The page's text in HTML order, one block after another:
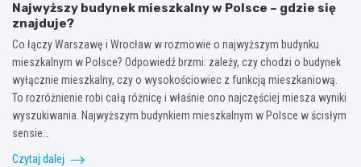
Najwyższy budynek mieszkalny w Polsce – gdzie się
znajduje?
Co łączy Warszawę i Wrocław w rozmowie o najwyższym budynku
mieszkalnym w Polsce? Odpowiedź brzmi: zależy, czy chodzi o budynek
wyłącznie mieszkalny, czy o wysokościowiec z funkcją mieszkaniową.
To rozróżnienie robi całą różnicę i właśnie ono najczęściej miesza wyniki
wyszukiwania. Najwyższym budynkiem mieszkalnym w Polsce w ścisłym
sensie…
Czytaj dalej